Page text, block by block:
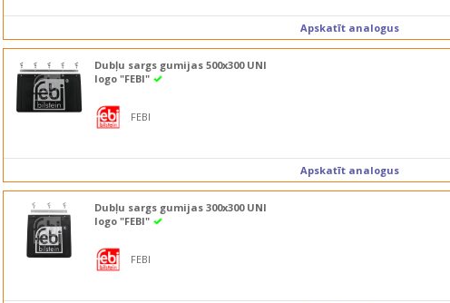
Apskatīt analogus
Dubļu sargs gumijas 500x300 UNI
logo "FEBI"
FEBI
Apskatīt analogus
Dubļu sargs gumijas 300x300 UNI
logo "FEBI"
FEBI